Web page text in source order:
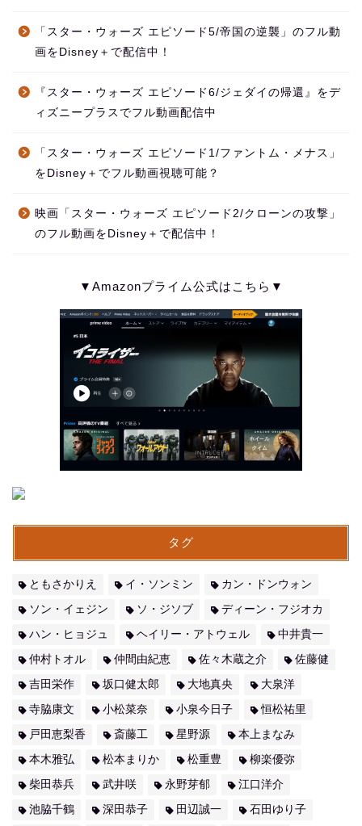
「スター・ウォーズ エピソード5/帝国の逆襲」のフル動
画をDisney＋で配信中！
『スター・ウォーズ エピソード6/ジェダイの帰還』をデ
ィズニープラスでフル動画配信中
「スター・ウォーズ エピソード1/ファントム・メナス」
をDisney＋でフル動画視聴可能？
映画「スター・ウォーズ エピソード2/クローンの攻撃」
のフル動画をDisney＋で配信中！
▼Amazonプライム公式はこちら▼
タグ
ともさかりえ イ・ソンミン カン・ドンウォン
ソン・イェジン ソ・ジソブ ディーン・フジオカ
ハン・ヒョジュ ヘイリー・アトウェル 中井貴一
仲村トオル 仲間由紀恵 佐々木蔵之介 佐藤健
吉田栄作 坂口健太郎 大地真央 大泉洋
寺脇康文 小松菜奈 小泉今日子 恒松祐里
戸田恵梨香 斎藤工 星野源 本上まなみ
本木雅弘 松本まりか 松重豊 柳楽優弥
柴田恭兵 武井咲 永野芽郁 江口洋介
池脇千鶴 深田恭子 田辺誠一 石田ゆり子